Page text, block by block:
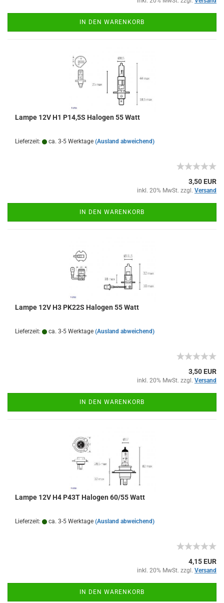
IN DEN WARENKORB
Lampe 12V H1 P14,5S Halogen 55 Watt
Lieferzeit: ca. 3-5 Werktage (Ausland abweichend)
3,50 EUR
inkl. 20% MwSt. zzgl. Versand
IN DEN WARENKORB
Lampe 12V H3 PK22S Halogen 55 Watt
Lieferzeit: ca. 3-5 Werktage (Ausland abweichend)
3,50 EUR
inkl. 20% MwSt. zzgl. Versand
IN DEN WARENKORB
Lampe 12V H4 P43T Halogen 60/55 Watt
Lieferzeit: ca. 3-5 Werktage (Ausland abweichend)
4,15 EUR
inkl. 20% MwSt. zzgl. Versand
IN DEN WARENKORB